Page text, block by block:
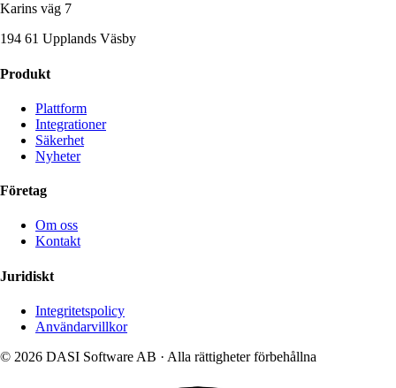
Karins väg 7
194 61 Upplands Väsby
Produkt
Plattform
Integrationer
Säkerhet
Nyheter
Företag
Om oss
Kontakt
Juridiskt
Integritetspolicy
Användarvillkor
© 2026 DASI Software AB · Alla rättigheter förbehållna